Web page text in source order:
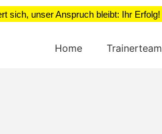
sich, unser Anspruch bleibt: Ihr Erfolg!
Home Trainerteam